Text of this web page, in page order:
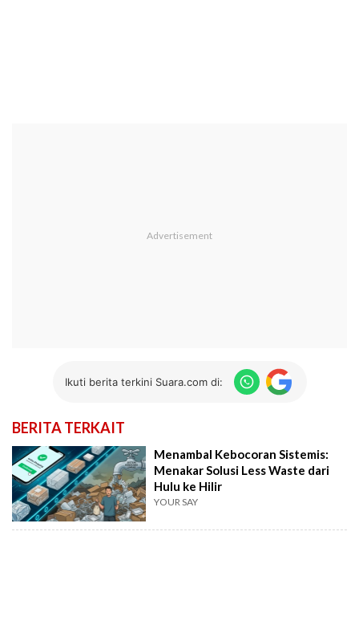
Ikuti berita terkini Suara.com di:
BERITA TERKAIT
Menambal Kebocoran Sistemis:
Menakar Solusi Less Waste dari
Hulu ke Hilir
YOUR SAY